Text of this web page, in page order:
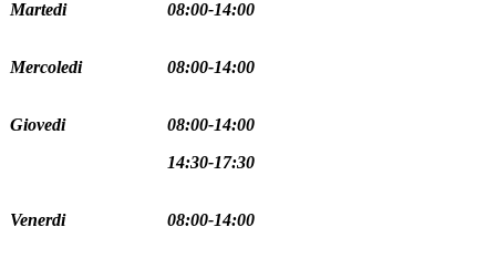
Martedi 08:00-14:00
Mercoledi 08:00-14:00
Giovedi
08:00-14:00
14:30-17:30
Venerdi 08:00-14:00